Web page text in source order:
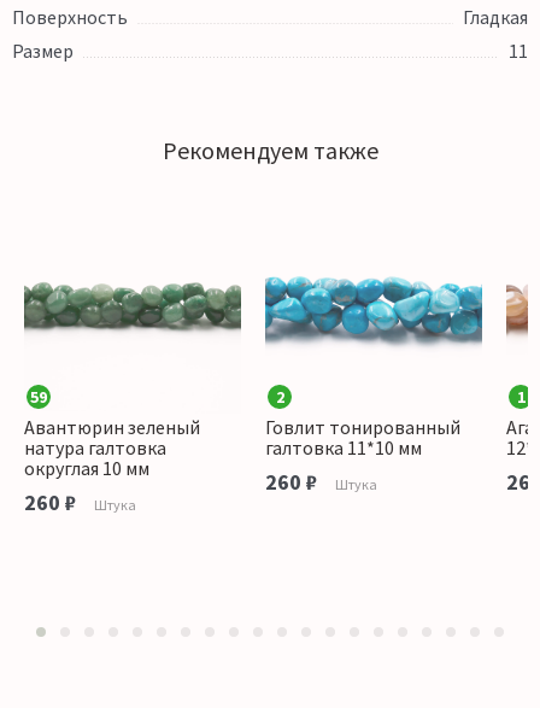
Поверхность
Гладкая
Размер
11
Рекомендуем также
59
Авантюрин зеленый
натура галтовка
округлая 10 мм
260 ₽ Штука
2
Говлит тонированный
галтовка 11*10 мм
260 ₽ Штука
1